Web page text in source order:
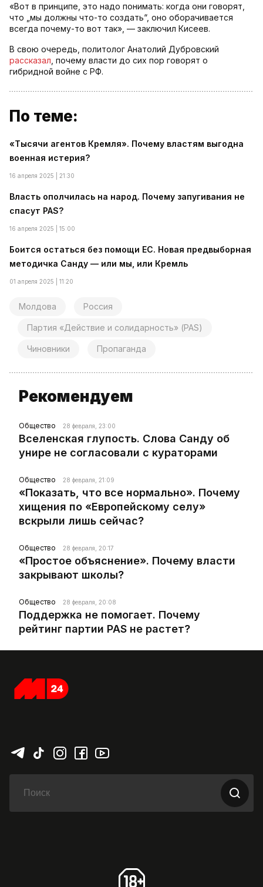
«Вот в принципе, это надо понимать: когда они говорят,
что „мы должны что-то создать“, оно оборачивается
всегда почему-то вот так», — заключил Кисеев.
В свою очередь, политолог Анатолий Дубровский
рассказал , почему власти до сих пор говорят о
гибридной войне с РФ.
По теме:
«Тысячи агентов Кремля». Почему властям выгодна
военная истерия?
16 апреля 2025 | 21:30
Власть ополчилась на народ. Почему запугивания не
спасут PAS?
16 апреля 2025 | 15:00
Боится остаться без помощи ЕС. Новая предвыборная
методичка Санду — или мы, или Кремль
01 апреля 2025 | 11:20
Молдова Россия
Партия «Действие и солидарность» (PAS)
Чиновники Пропаганда
Рекомендуем
Общество 28 февраля, 23:00
Вселенская глупость. Слова Санду об
унире не согласовали с кураторами
Общество 28 февраля, 21:09
«Показать, что все нормально». Почему
хищения по «Европейскому селу»
вскрыли лишь сейчас?
Общество 28 февраля, 20:17
«Простое объяснение». Почему власти
закрывают школы?
Общество 28 февраля, 20:08
Поддержка не помогает. Почему
рейтинг партии PAS не растет?